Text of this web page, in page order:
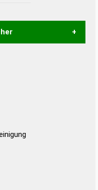
zu
Wortform, um die
in 12 Bänden